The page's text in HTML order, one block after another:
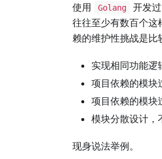
使用 Golang
开发
往往至少有数百个这
赖的维护性挑战是比
实现相同功能逻
项目依赖的模块
项目依赖的模块
模块分散设计，
现身说法举例。